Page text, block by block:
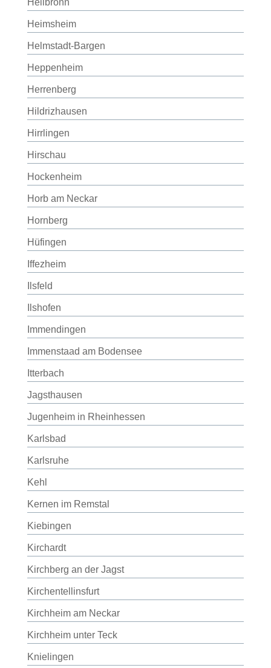
Heilbronn
Heimsheim
Helmstadt-Bargen
Heppenheim
Herrenberg
Hildrizhausen
Hirrlingen
Hirschau
Hockenheim
Horb am Neckar
Hornberg
Hüfingen
Iffezheim
Ilsfeld
Ilshofen
Immendingen
Immenstaad am Bodensee
Itterbach
Jagsthausen
Jugenheim in Rheinhessen
Karlsbad
Karlsruhe
Kehl
Kernen im Remstal
Kiebingen
Kirchardt
Kirchberg an der Jagst
Kirchentellinsfurt
Kirchheim am Neckar
Kirchheim unter Teck
Knielingen